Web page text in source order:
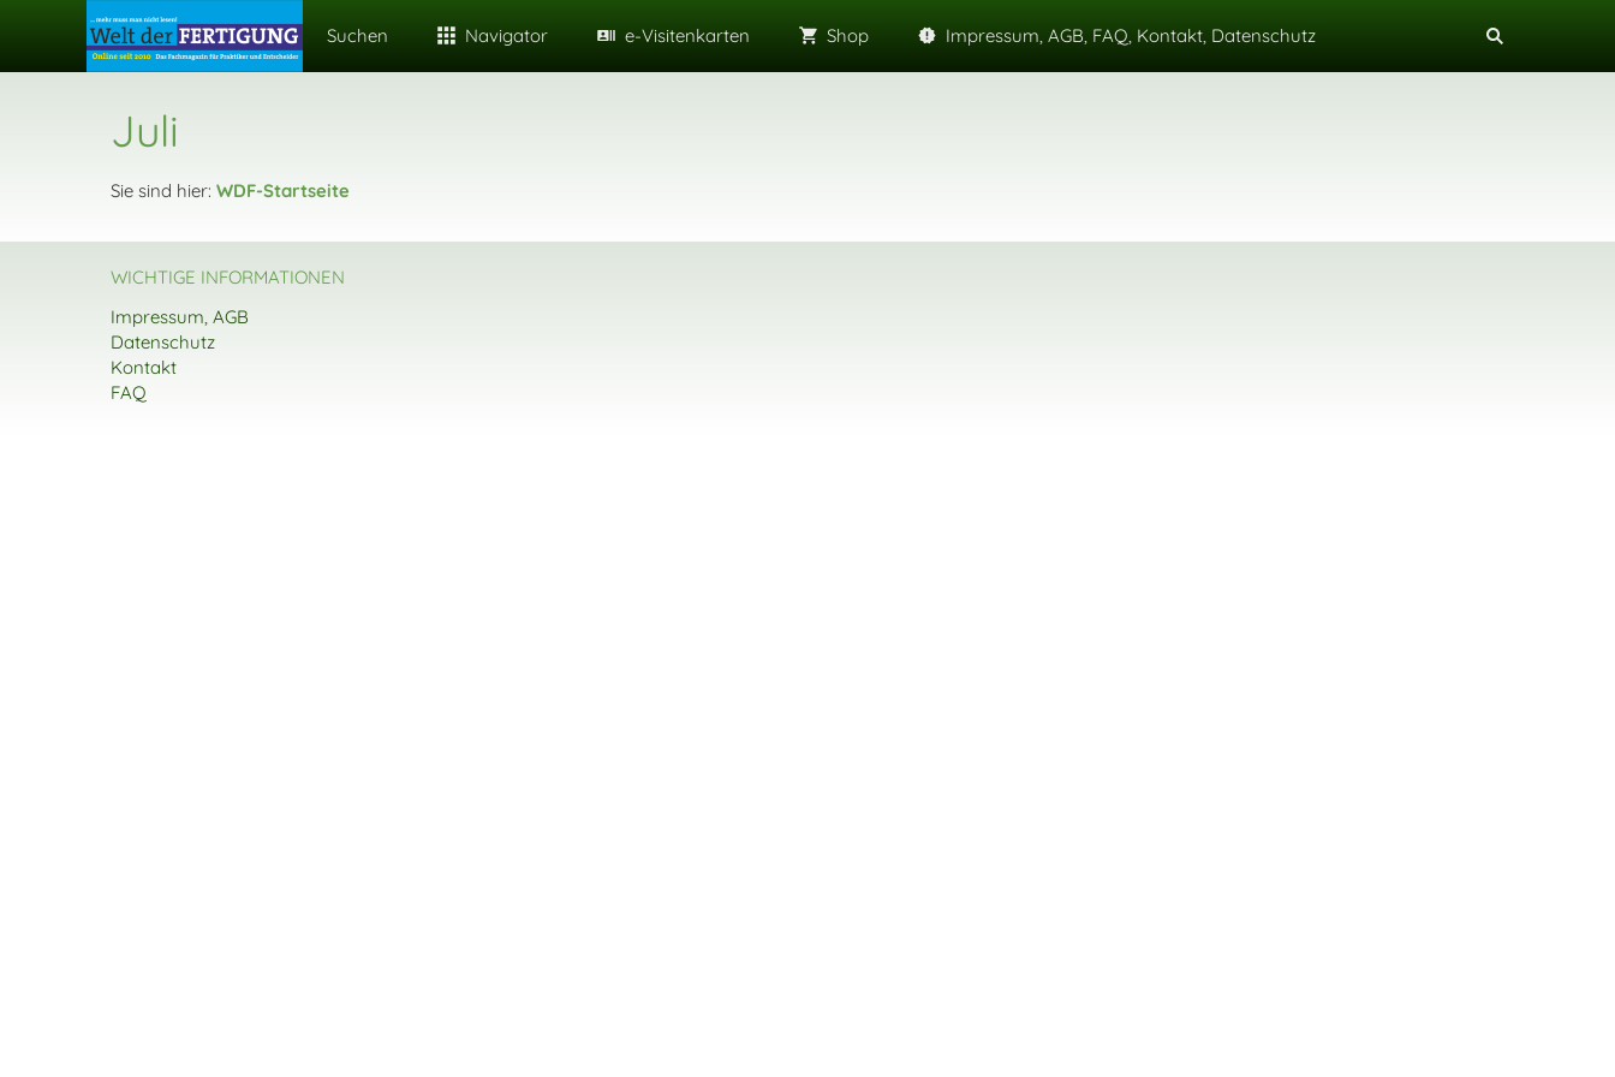
Suchen Navigator e-Visitenkarten Shop Impressum, AGB, FAQ, Kontakt, Datenschutz
Juli
Sie sind hier: WDF-Startseite
WICHTIGE INFORMATIONEN
Impressum, AGB
Datenschutz
Kontakt
FAQ